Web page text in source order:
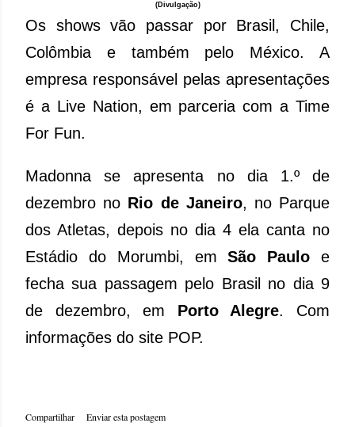
(Divulgação)
Os shows vão passar por Brasil, Chile,
Colômbia e também pelo México. A
empresa responsável pelas apresentações
é a Live Nation, em parceria com a Time
For Fun.
Madonna se apresenta no dia 1.º de
dezembro no Rio de Janeiro, no Parque
dos Atletas, depois no dia 4 ela canta no
Estádio do Morumbi, emSão Paulo e
fecha sua passagem pelo Brasil no dia 9
de dezembro, em Porto Alegre. Com
informações do site POP.
Compartilhar
Enviar esta postagem